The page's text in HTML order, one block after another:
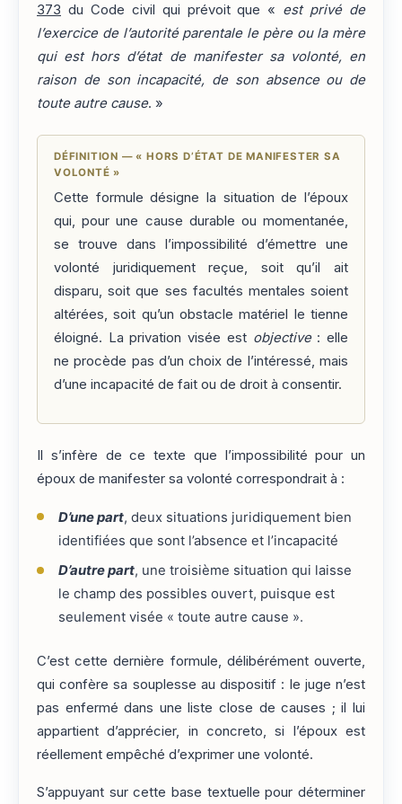
373 du Code civil qui prévoit que « est privé de
l’exercice de l’autorité parentale le père ou la mère
qui est hors d’état de manifester sa volonté, en
raison de son incapacité, de son absence ou de
toute autre cause. »
DÉFINITION — « HORS D’ÉTAT DE MANIFESTER SA
VOLONTÉ »
Cette formule désigne la situation de l’époux
qui, pour une cause durable ou momentanée,
se trouve dans l’impossibilité d’émettre une
volonté juridiquement reçue, soit qu’il ait
disparu, soit que ses facultés mentales soient
altérées, soit qu’un obstacle matériel le tienne
éloigné. La privation visée est objective: elle
ne procède pas d’un choix de l’intéressé, mais
d’une incapacité de fait ou de droit à consentir.
Il s’infère de ce texte que l’impossibilité pour un
époux de manifester sa volonté correspondrait à :
D’une part, deux situations juridiquement bien
identifiées que sont l’absence et l’incapacité
D’autre part, une troisième situation qui laisse
le champ des possibles ouvert, puisque est
seulement visée « toute autre cause ».
C’est cette dernière formule, délibérément ouverte,
qui confère sa souplesse au dispositif : le juge n’est
pas enfermé dans une liste close de causes ; il lui
appartient d’apprécier, in concreto, si l’époux est
réellement empêché d’exprimer une volonté.
S’appuyant sur cette base textuelle pour déterminer